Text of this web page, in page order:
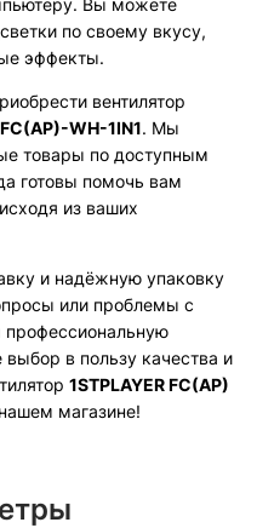
Вы можете
по своему вкусу,
эффекты.
вентилятор
WH-1IN1. Мы
товары по доступным
готовы помочь вам
из ваших
и надёжную упаковку
или проблемы с
в пользу качества и
1STPLAYER FC(AP)
магазине!